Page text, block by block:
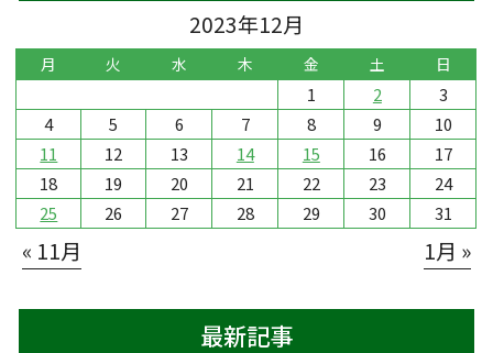
2023年12月
月 火 水 木 金 土 日
1 2
3
4
5 6 7 8 9
10
11
12 13 14 15 16
17
18
19 20 21 22 23
24
25
26 27 28 29 30 31
« 11月 1月 »
最新記事